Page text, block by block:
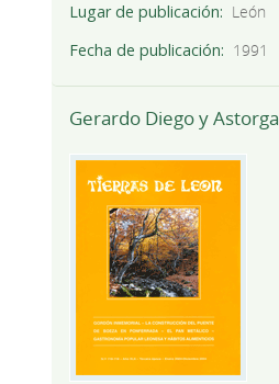
Lugar de publicación
León
Fecha de publicación
1991
Gerardo Diego y Astorga